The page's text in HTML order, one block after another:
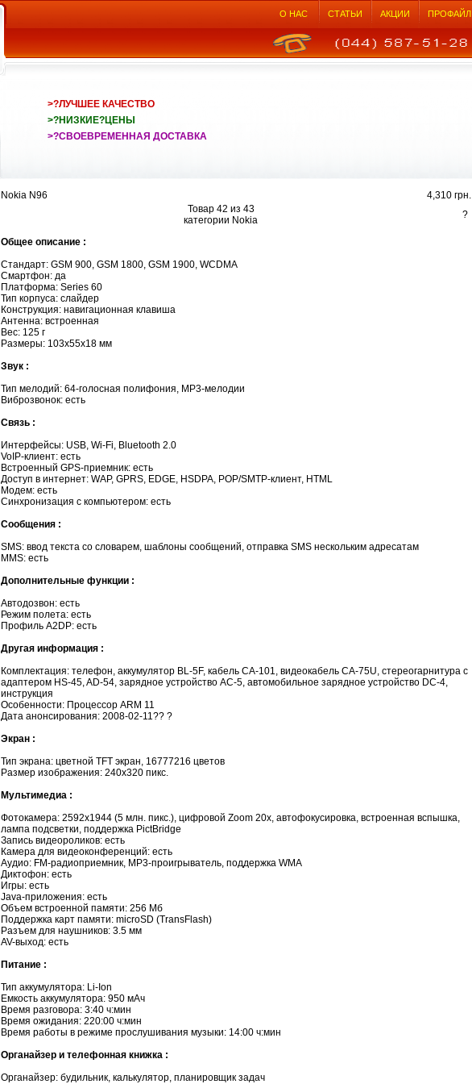
О НАС СТАТЬИ АКЦИИ ПРОФАЙЛ
>?ЛУЧШЕЕ КАЧЕСТВО
>?НИЗКИЕ?ЦЕНЫ
>?СВОЕВРЕМЕННАЯ ДОСТАВКА
Nokia N96
4,310 грн.
Товар 42 из 43
категории Nokia
?
Общее описание :
Стандарт: GSM 900, GSM 1800, GSM 1900, WCDMA
Смартфон: да
Платформа: Series 60
Тип корпуса: слайдер
Конструкция: навигационная клавиша
Антенна: встроенная
Вес: 125 г
Размеры: 103x55x18 мм
Звук :
Тип мелодий: 64-голосная полифония, MP3-мелодии
Виброзвонок: есть
Связь :
Интерфейсы: USB, Wi-Fi, Bluetooth 2.0
VoIP-клиент: есть
Встроенный GPS-приемник: есть
Доступ в интернет: WAP, GPRS, EDGE, HSDPA, POP/SMTP-клиент, HTML
Модем: есть
Синхронизация с компьютером: есть
Сообщения :
SMS: ввод текста со словарем, шаблоны сообщений, отправка SMS нескольким адресатам
MMS: есть
Дополнительные функции :
Автодозвон: есть
Режим полета: есть
Профиль A2DP: есть
Другая информация :
Комплектация: телефон, аккумулятор BL-5F, кабель CA-101, видеокабель CA-75U, стереогарнитура с
адаптером HS-45, AD-54, зарядное устройство AC-5, автомобильное зарядное устройство DC-4,
инструкция
Особенности: Процессор ARM 11
Дата анонсирования: 2008-02-11?? ?
Экран :
Тип экрана: цветной TFT экран, 16777216 цветов
Размер изображения: 240x320 пикс.
Мультимедиа :
Фотокамера: 2592x1944 (5 млн. пикс.), цифровой Zoom 20x, автофокусировка, встроенная вспышка,
лампа подсветки, поддержка PictBridge
Запись видеороликов: есть
Камера для видеоконференций: есть
Аудио: FM-радиоприемник, MP3-проигрыватель, поддержка WMA
Диктофон: есть
Игры: есть
Java-приложения: есть
Объем встроенной памяти: 256 Мб
Поддержка карт памяти: microSD (TransFlash)
Разъем для наушников: 3.5 мм
AV-выход: есть
Питание :
Тип аккумулятора: Li-Ion
Емкость аккумулятора: 950 мАч
Время разговора: 3:40 ч:мин
Время ожидания: 220:00 ч:мин
Время работы в режиме прослушивания музыки: 14:00 ч:мин
Органайзер и телефонная книжка :
Органайзер: будильник, калькулятор, планировщик задач